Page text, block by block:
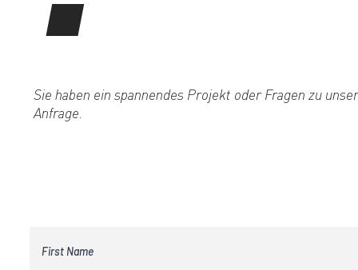
Sie haben ein spannendes Projekt oder Fragen zu
Anfrage.